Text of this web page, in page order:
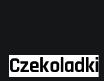
Czekoladki